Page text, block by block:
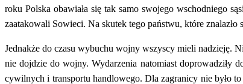
roku Polska obawiała się tak samo swojego wschodniego
zaatakowali Sowieci. Na skutek tego państwu, które znalazło
Jednakże do czasu wybuchu wojny wszyscy mieli nadzieję.
nie dojdzie do wojny. Wydarzenia natomiast doprowadziły
cywilnych i transportu handlowego. Dla zagranicy nie było